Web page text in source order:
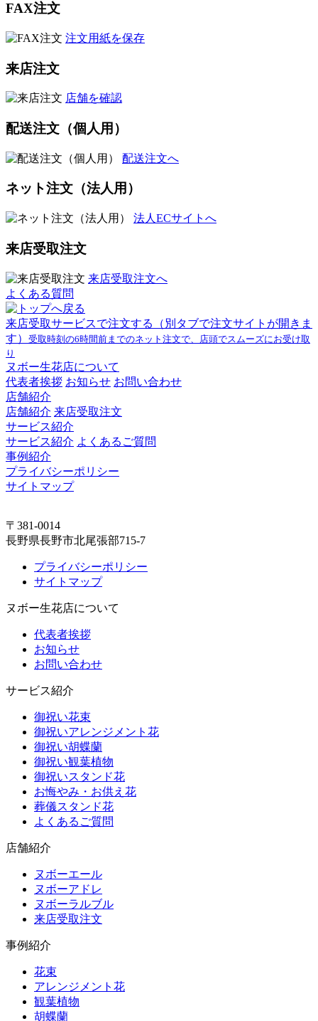
FAX注文
注文用紙を保存
来店注文
店舗を確認
配送注文（個人用）
配送注文へ
ネット注文（法人用）
法人ECサイトへ
来店受取注文
来店受取注文へ
よくある質問
来店受取サービスで注文する
（別タブで注文サイトが開きま
す） 受取時刻の6時間前までのネット注文で、店頭でスムーズにお受け取
り
ヌボー生花店について
代表者挨拶 お知らせ お問い合わせ
店舗紹介
店舗紹介 来店受取注文
サービス紹介
サービス紹介 よくあるご質問
事例紹介
プライバシーポリシー
サイトマップ
〒381-0014
長野県長野市北尾張部715-7
プライバシーポリシー
サイトマップ
ヌボー生花店について
代表者挨拶
お知らせ
お問い合わせ
サービス紹介
御祝い花束
御祝いアレンジメント花
御祝い胡蝶蘭
御祝い観葉植物
御祝いスタンド花
お悔やみ・お供え花
葬儀スタンド花
よくあるご質問
店舗紹介
ヌボーエール
ヌボーアドレ
ヌボーラルブル
来店受取注文
事例紹介
花束
アレンジメント花
観葉植物
胡蝶蘭